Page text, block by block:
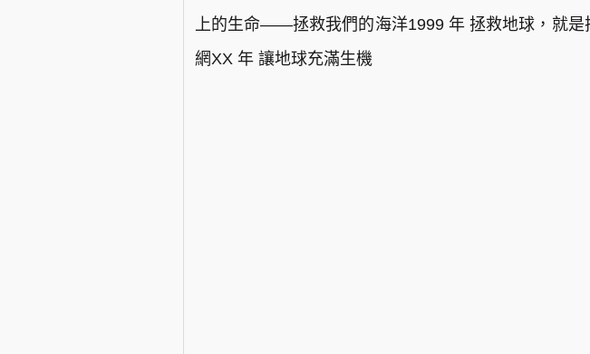
上的生命——拯救我們的海洋1999 年 拯救地球，就是
網XX 年 讓地球充滿生機